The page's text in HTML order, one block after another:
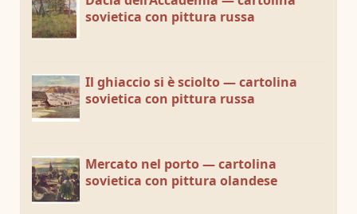
sovietica con pittura russa
Il ghiaccio si è sciolto — cartolina
sovietica con pittura russa
Mercato nel porto — cartolina
sovietica con pittura olandese